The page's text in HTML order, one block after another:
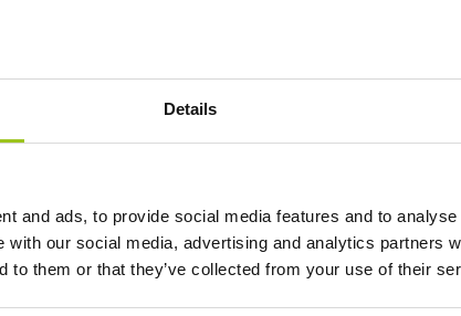
Details
and ads, to provide social media features and to
with our social media, advertising and analytics partners
to them or that they’ve collected from your use of their
Greatlife.se ,Bäst på hälsa
Teresa Husén, Funktionsmedicinsk Näringsterapeut
16 Juni 2026